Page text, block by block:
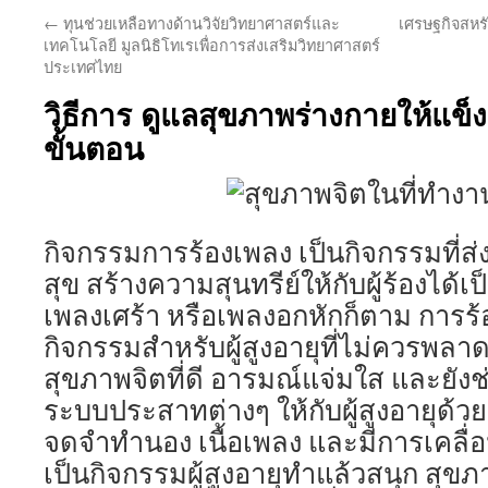
← ทุนช่วยเหลือทางด้านวิจัยวิทยาศาสตร์และ
เทคโนโลยี มูลนิธิโทเรเพื่อการส่งเสริมวิทยาศาสตร์
ประเทศไทย
เศรษฐกิจสห
วิธีการ ดูแลสุขภาพร่างกายให้แข็
ขั้นตอน
กิจกรรมการร้องเพลง เป็นกิจกรรมที่
สุข สร้างความสุนทรีย์ให้กับผู้ร้องได้เ
เพลงเศร้า หรือเพลงอกหักก็ตาม การร้
กิจกรรมสำหรับผู้สูงอายุที่ไม่ควรพลา
สุขภาพจิตที่ดี อารมณ์แจ่มใส และยัง
ระบบประสาทต่างๆ ให้กับผู้สูงอายุด้ว
จดจำทำนอง เนื้อเพลง และมีการเคลื่
เป็นกิจกรรมผู้สูงอายุทำแล้วสนุก สุข